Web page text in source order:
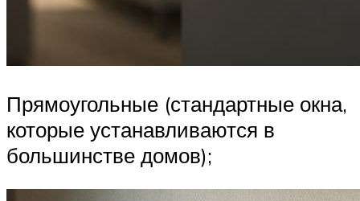
Прямоугольные (стандартные окна,
которые устанавливаются в
большинстве домов);